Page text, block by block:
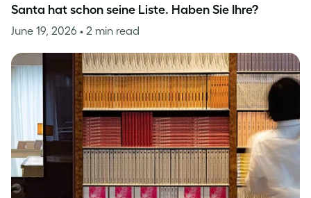
Santa hat schon seine Liste. Haben Sie Ihre?
June 19, 2026 • 2 min read